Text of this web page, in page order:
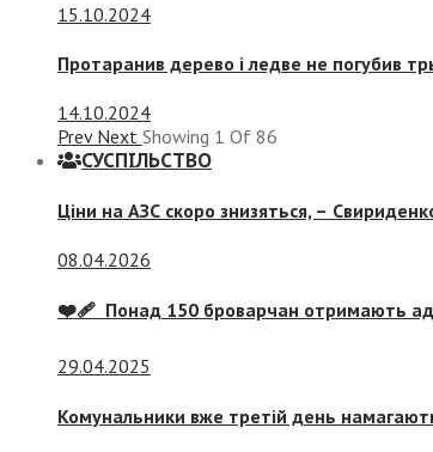
15.10.2024
Протаранив дерево і ледве не погубив
14.10.2024
Prev Next Showing 1 Of 86
СУСПIЛЬСТВО
Ціни на АЗС скоро знизяться, –
08.04.2026
❤️‍🩹 Понад 150 броварчан отримають
29.04.2025
Комунальники вже третій день